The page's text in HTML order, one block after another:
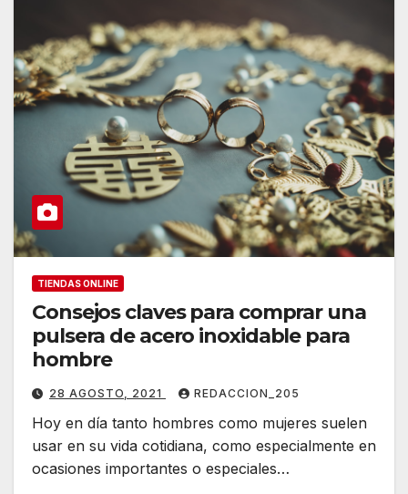
TIENDAS ONLINE
Consejos claves para comprar una
pulsera de acero inoxidable para
hombre
28 AGOSTO, 2021 REDACCION_205
Hoy en día tanto hombres como mujeres suelen
usar en su vida cotidiana, como especialmente en
ocasiones importantes o especiales…